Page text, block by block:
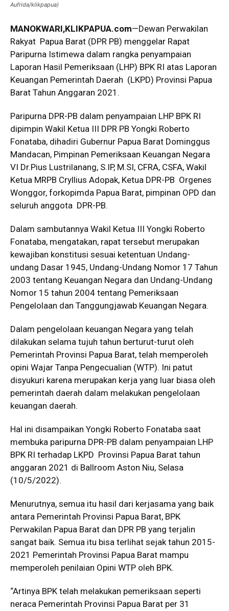
Aufrida/klikpapua)
MANOKWARI,KLIKPAPUA.com—Dewan Perwakilan
Rakyat Papua Barat (DPR PB) menggelar Rapat
Paripurna Istimewa dalam rangka penyampaian
Laporan Hasil Pemeriksaan (LHP) BPK RI atas Laporan
Keuangan Pemerintah Daerah (LKPD) Provinsi Papua
Barat Tahun Anggaran 2021.
Paripurna DPR-PB dalam penyampaian LHP BPK RI
dipimpin Wakil Ketua III DPR PB Yongki Roberto
Fonataba, dihadiri Gubernur Papua Barat Dominggus
Mandacan, Pimpinan Pemeriksaan Keuangan Negara
VI Dr.Pius Lustrilanang, S.IP, M.SI, CFRA, CSFA, Wakil
Ketua MRPB Cryllius Adopak, Ketua DPR-PB Orgenes
Wonggor, forkopimda Papua Barat, pimpinan OPD dan
seluruh anggota DPR-PB.
Dalam sambutannya Wakil Ketua III Yongki Roberto
Fonataba, mengatakan, rapat tersebut merupakan
kewajiban konstitusi sesuai ketentuan Undang-
undang Dasar 1945, Undang-Undang Nomor 17 Tahun
2003 tentang Keuangan Negara dan Undang-Undang
Nomor 15 tahun 2004 tentang Pemeriksaan
Pengelolaan dan Tanggungjawab Keuangan Negara.
Dalam pengelolaan keuangan Negara yang telah
dilakukan selama tujuh tahun berturut-turut oleh
Pemerintah Provinsi Papua Barat, telah memperoleh
opini Wajar Tanpa Pengecualian (WTP). Ini patut
disyukuri karena merupakan kerja yang luar biasa oleh
pemerintah daerah dalam melakukan pengelolaan
keuangan daerah.
Hal ini disampaikan Yongki Roberto Fonataba saat
membuka paripurna DPR-PB dalam penyampaian LHP
BPK RI terhadap LKPD Provinsi Papua Barat tahun
anggaran 2021 di Ballroom Aston Niu, Selasa
(10/5/2022).
Menurutnya, semua itu hasil dari kerjasama yang baik
antara Pemerintah Provinsi Papua Barat, BPK
Perwakilan Papua Barat dan DPR PB yang terjalin
sangat baik. Semua itu bisa terlihat sejak tahun 2015-
2021 Pemerintah Provinsi Papua Barat mampu
memperoleh penilaian Opini WTP oleh BPK.
“Artinya BPK telah melakukan pemeriksaan seperti
neraca Pemerintah Provinsi Papua Barat per 31